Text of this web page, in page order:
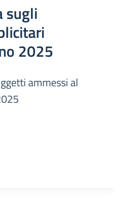
sugli
2025
ammessi al